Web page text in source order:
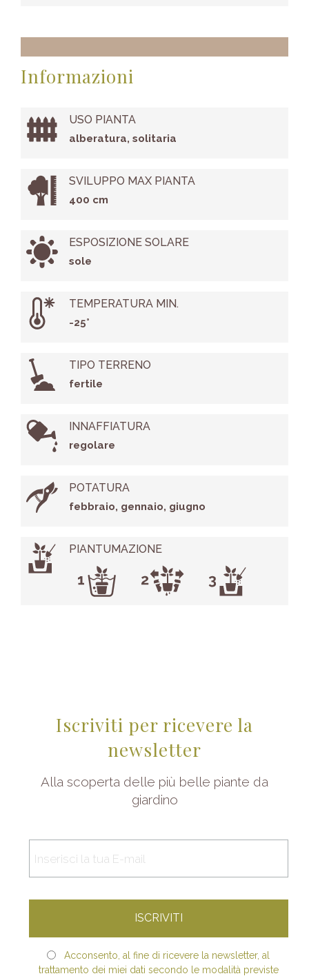
Informazioni
USO PIANTA
alberatura, solitaria
SVILUPPO MAX PIANTA
400 cm
ESPOSIZIONE SOLARE
sole
TEMPERATURA MIN.
-25°
TIPO TERRENO
fertile
INNAFFIATURA
regolare
POTATURA
febbraio, gennaio, giugno
PIANTUMAZIONE
Iscriviti per ricevere la
newsletter
Alla scoperta delle più belle piante da
giardino
Acconsento, al fine di ricevere la newsletter, al
trattamento dei miei dati secondo le modalità previste